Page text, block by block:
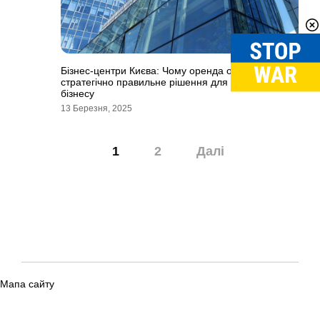
Бізнес-центри Києва: Чому оренда офісу — це
стратегічно правильне рішення для вашого
бізнесу
13 Березня, 2025
1 2 Далі
Мапа сайту